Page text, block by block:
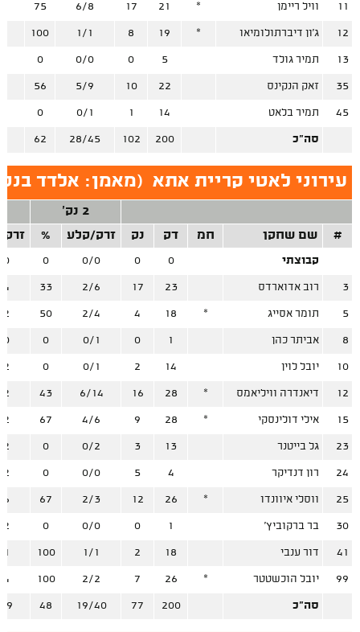
11 וויל ריימן *
21
17
6/8
75
12 ג'ון דיברתולומיאו *
19
8
1/1
100
13 תמיר גולד 5
0
0/0
0
35 זאק הנקינס 22
10
5/9
56
45 תמיר בלאט 14
1
0/1
0
סה"כ 200
102
28/45
62
עירוני לאטי קריית אתא(מאמן: אלדד
2 נק'
#
שם שחקן חמ דק נק זרק/קלע %
קבוצתי 0
0
0/0
0
0
3 רוב אדוארדס 23
17
2/6
33
5 תומר אסייג *
18
4
2/4
50
8 אביתר כהן 1
0
0/1
0
0
10 יובל לוין 14
2
0/1
0
12 דיאנדרה וויליאמס *
28
16
6/14
43
15 אילי דולינסקי *
28
9
4/6
67
23 גל בייטנר 13
3
0/2
0
2
24 רון דנדיקר 4
5
0/0
0
2
25 ווסלי איוונדו *
26
12
2/3
67
30 בר ברקוביץ' 1
0
0/0
0
41 דור ענבי 18
2
1/1
100
99 יובל הוכשטטר *
26
7
2/2
100
4
סה"כ 200
77
19/40
48